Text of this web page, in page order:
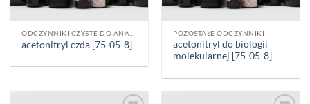
acetonitryl czda [75-05-8]
POZOSTAŁE ODCZYNNIKI
acetonitryl do biologii
molekularnej [75-05-8]